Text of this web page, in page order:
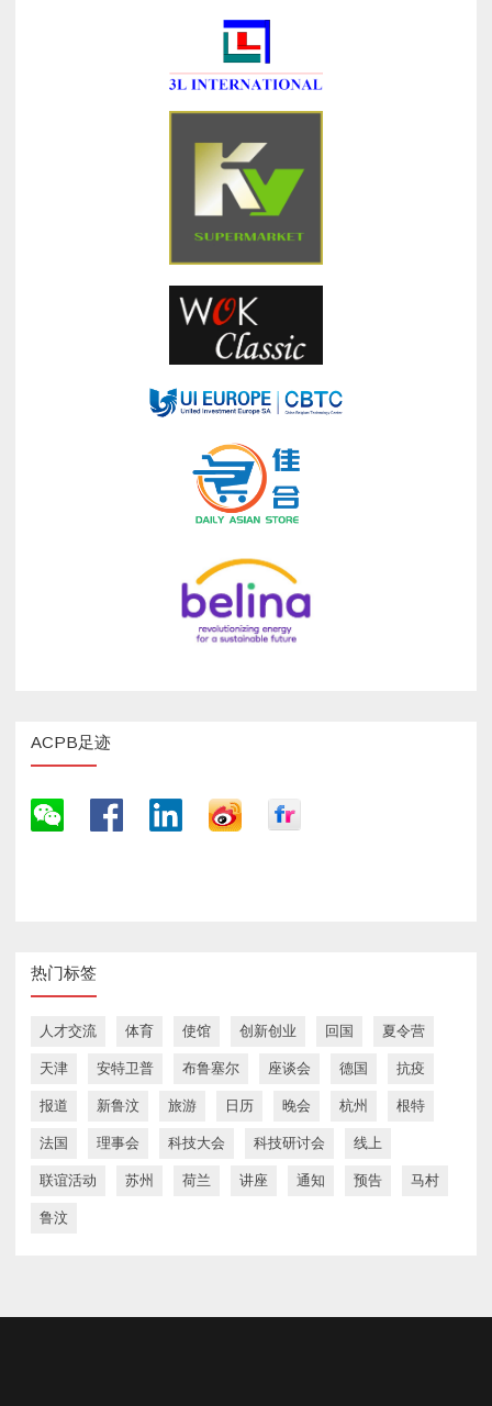
ACPB足迹
热门标签
人才交流 体育 使馆 创新创业 回国 夏令营
天津 安特卫普 布鲁塞尔 座谈会 德国 抗疫
报道 新鲁汶 旅游 日历 晚会 杭州 根特
法国 理事会 科技大会 科技研讨会 线上
联谊活动 苏州 荷兰 讲座 通知 预告 马村
鲁汶